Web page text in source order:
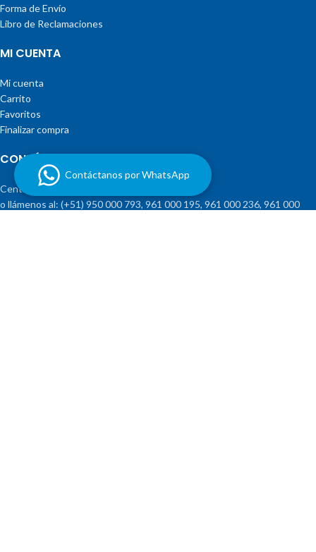
Forma de Envío
Libro de Reclamaciones
MI CUENTA
Mi cuenta
Carrito
Favoritos
Finalizar compra
CONTÁCTENOS
Central Telefónica:
o llámenos al: (+51) 950 000 793, 961 000 195, 961 000 236, 961 000
Contáctanos por WhatsApp